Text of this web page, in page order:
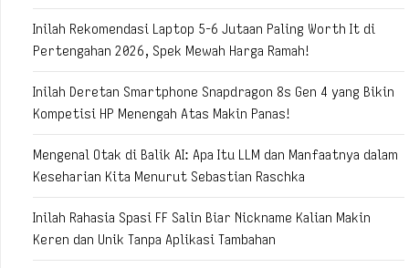
Inilah Rekomendasi Laptop 5-6 Jutaan Paling Worth It di
Pertengahan 2026, Spek Mewah Harga Ramah!
Inilah Deretan Smartphone Snapdragon 8s Gen 4 yang Bikin
Kompetisi HP Menengah Atas Makin Panas!
Mengenal Otak di Balik AI: Apa Itu LLM dan Manfaatnya dalam
Keseharian Kita Menurut Sebastian Raschka
Inilah Rahasia Spasi FF Salin Biar Nickname Kalian Makin
Keren dan Unik Tanpa Aplikasi Tambahan